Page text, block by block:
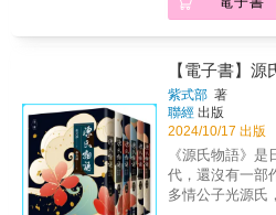
賞，正式登上日
寫的是人性欲望
說，曾多次收入
〈秋山圖〉巧妙
作，虛虛實實，
厚的自傳成份，
憶。〈玄鶴山
現芥川陰暗絕望
為芥川遺作，被
失去繼承帝位資
妒、孤獨和道德
無常和感嘆。而
表象下，潛藏的
起伏，以及最終
義的透澈。作
文，融合近八百
情感、女性對命
思想、人性的複
【電子書】源
紫式部 著
聯經 出版
2024/10/17 出版
《源氏物語》
代，還沒有一
多情公子光源氏